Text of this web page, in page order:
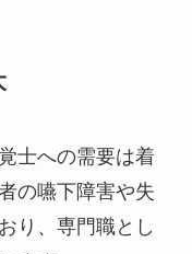
士への需要は着
の嚥下障害や失
り、専門職とし